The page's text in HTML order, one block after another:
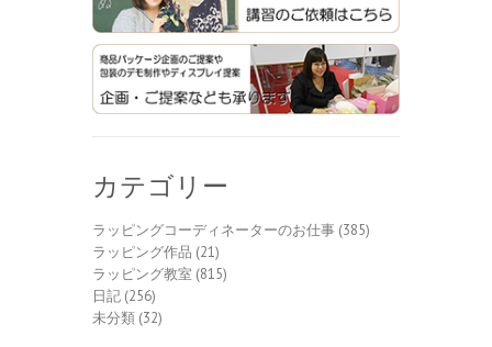
カテゴリー
ラッピングコーディネーターのお仕事 (385)
ラッピング作品 (21)
ラッピング教室 (815)
日記 (256)
未分類 (32)